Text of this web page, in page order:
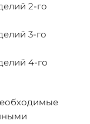
2-го
3-го
4-го